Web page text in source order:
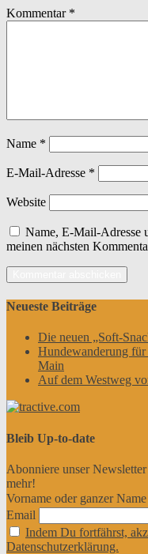
Kommentar *
Name *
E-Mail-Adresse *
Website
Name, E-Mail-Adresse
meinen nächsten
Neueste Beiträge
Die neuen „Soft-
Hundewanderung für
Main
Auf dem Westweg
Bleib Up-to-date
Abonniere unser
mehr!
Vorname oder ganzer Name
Email
Indem Du fortfährst,
Datenschutzerklärung.